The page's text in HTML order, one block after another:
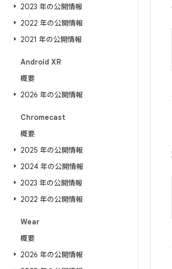
2023 年の公開情報
2022 年の公開情報
2021 年の公開情報
Android XR
概要
2026 年の公開情報
Chromecast
概要
2025 年の公開情報
2024 年の公開情報
2023 年の公開情報
2022 年の公開情報
Wear
概要
2026 年の公開情報